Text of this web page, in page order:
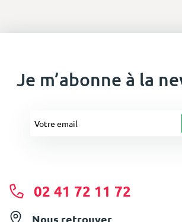
Je m’abonne à la
02 41 72 11 72
Nous retrouver